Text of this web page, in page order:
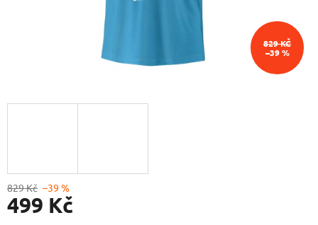
829 KČ
–39 %
829 Kč –39 %
499 Kč